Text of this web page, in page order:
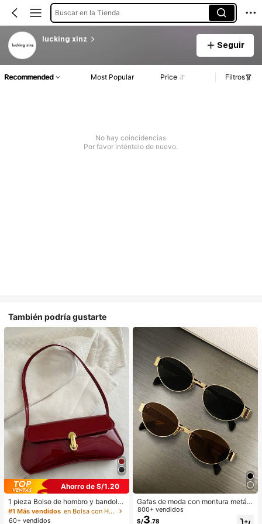
Buscar en la Tienda
lucking xinz
Seguir
Recommended Most Popular Price Filtros
No hay coincidencias
Por favor inténtelo de nuevo.
También podría gustarte
Ahorro de S/1.20
1 pieza Bolso de hombro y bandoler
a de cuero sintético aceitado retro
para mujer, adecuado para citas, sa
#1 Más vendidos
en Bolsa con Herrajes dorados
60+ vendidos
Gafas de moda con montura metáli
ca ovalada/poligonal (media montu
ra), adecuadas para uso diario y act
800+ vendidos
S/3.78